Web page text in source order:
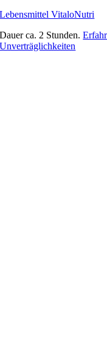
Lebensmittel VitaloNutri
Dauer ca. 2 Stunden.
Unverträglichkeiten